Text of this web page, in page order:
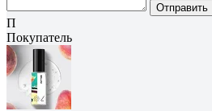
Отправить
П
Покупатель